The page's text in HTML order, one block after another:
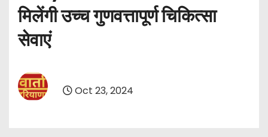
मिलेंगी उच्च गुणवत्तापूर्ण चिकित्सा
सेवाएं
Oct 23, 2024